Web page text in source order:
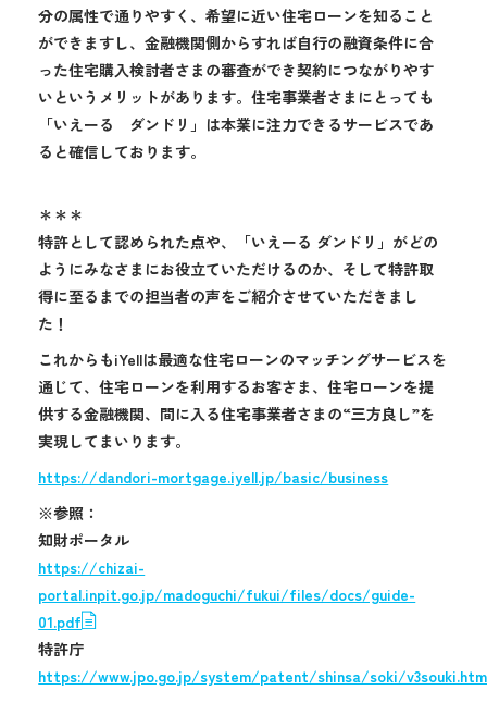
分の属性で通りやすく、希望に近い住宅ローンを知ること
ができますし、金融機関側からすれば自行の融資条件に合
った住宅購入検討者さまの審査ができ契約につながりやす
いというメリットがあります。住宅事業者さまにとっても
「いえーる ダンドリ」は本業に注力できるサービスであ
ると確信しております。
＊＊＊
特許として認められた点や、「いえーる ダンドリ」がどの
ようにみなさまにお役立ていただけるのか、そして特許取
得に至るまでの担当者の声をご紹介させていただきまし
た！
これからもiYellは最適な住宅ローンのマッチングサービスを
通じて、住宅ローンを利用するお客さま、住宅ローンを提
供する金融機関、間に入る住宅事業者さまの“三方良し”を
実現してまいります。
https://dandori-mortgage.iyell.jp/basic/business
※参照：
知財ポータル
https://chizai-
portal.inpit.go.jp/madoguchi/fukui/files/docs/guide-
01.pdf
特許庁
https://www.jpo.go.jp/system/patent/shinsa/soki/